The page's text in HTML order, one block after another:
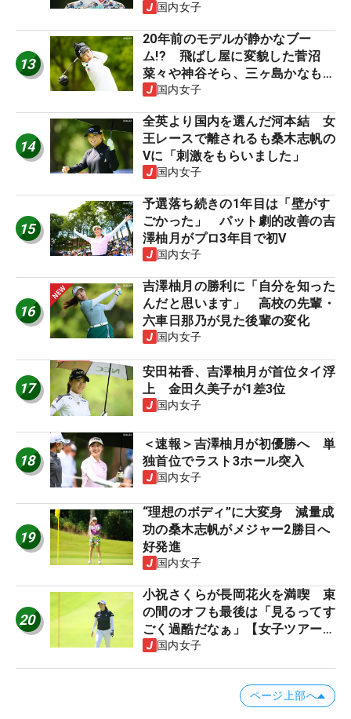
国内女子
13
20年前のモデルが静かなブー
ム!? 飛ばし屋に変貌した菅沼
菜々や神谷そら、三ヶ島かなも使
う“名器”が人気な理由【ツアープ
国内女子
14
全英より国内を選んだ河本結 女
王レースで離されるも桑木志帆の
Vに「刺激をもらいました」
国内女子
15
予選落ち続きの1年目は「壁がす
ごかった」 パット劇的改善の吉
澤柚月がプロ3年目で初V
国内女子
16
吉澤柚月の勝利に「自分を知った
んだと思います」 高校の先輩・
六車日那乃が見た後輩の変化
国内女子
17
安田祐香、吉澤柚月が首位タイ浮
上 金田久美子が1差3位
国内女子
18
＜速報＞吉澤柚月が初優勝へ 単
独首位でラスト3ホール突入
国内女子
19
“理想のボディ”に大変身 減量成
功の桑木志帆がメジャー2勝目へ
好発進
国内女子
20
小祝さくらが長岡花火を満喫 束
の間のオフも最後は「見るってす
ごく過酷だなぁ」【女子ツアー
の“ヒトネタ”】
国内女子
ページ上部へ